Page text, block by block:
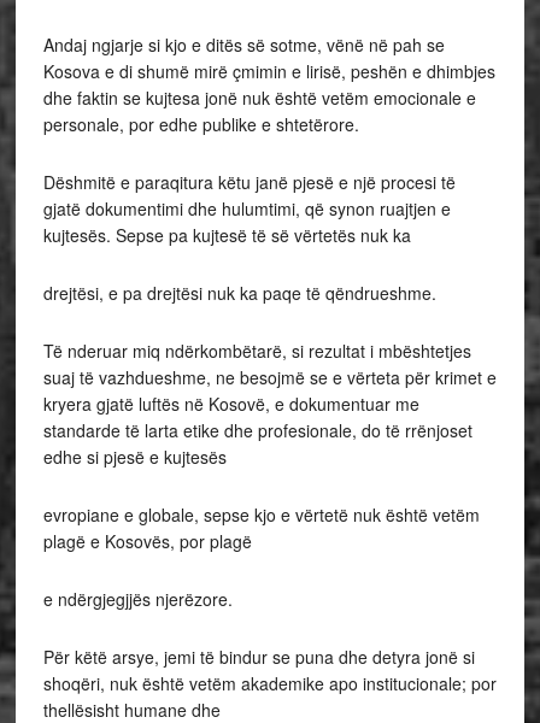
Andaj ngjarje si kjo e ditës së sotme, vënë në pah se
Kosova e di shumë mirë çmimin e lirisë, peshën e dhimbjes
dhe faktin se kujtesa jonë nuk është vetëm emocionale e
personale, por edhe publike e shtetërore.
Dëshmitë e paraqitura këtu janë pjesë e një procesi të
gjatë dokumentimi dhe hulumtimi, që synon ruajtjen e
kujtesës. Sepse pa kujtesë të së vërtetës nuk ka
drejtësi, e pa drejtësi nuk ka paqe të qëndrueshme.
Të nderuar miq ndërkombëtarë, si rezultat i mbështetjes
suaj të vazhdueshme, ne besojmë se e vërteta për krimet e
kryera gjatë luftës në Kosovë, e dokumentuar me
standarde të larta etike dhe profesionale, do të rrënjoset
edhe si pjesë e kujtesës
evropiane e globale, sepse kjo e vërtetë nuk është vetëm
plagë e Kosovës, por plagë
e ndërgjegjjës njerëzore.
Për këtë arsye, jemi të bindur se puna dhe detyra jonë si
shoqëri, nuk është vetëm akademike apo institucionale; por
thellësisht humane dhe